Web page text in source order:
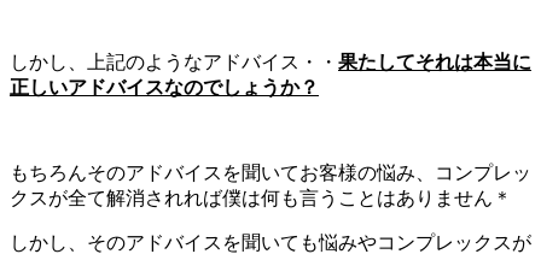
しかし、上記のようなアドバイス・・ 果たしてそれは本当に
正しいアドバイスなのでしょうか？
もちろんそのアドバイスを聞いてお客様の悩み、コンプレッ
クスが全て解消されれば僕は何も言うことはありません＊
しかし、そのアドバイスを聞いても悩みやコンプレックスが